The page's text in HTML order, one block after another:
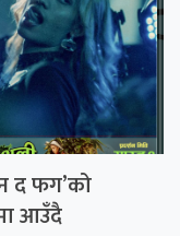
द फग’को
आउँदै